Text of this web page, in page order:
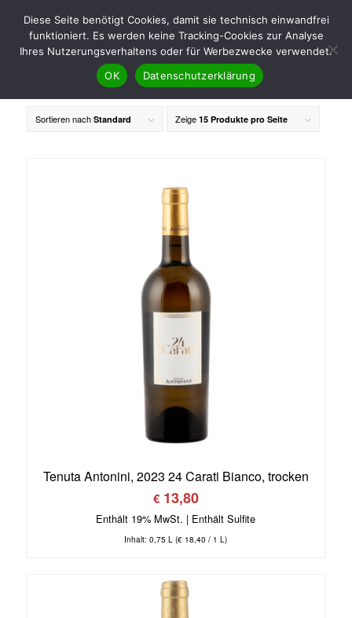
Sortieren nach Standard Zeige 15 Produkte pro Seite
Tenuta Antonini, 2023 24 Carati Bianco, trocken
€13,80
Enthält 19% MwSt.
Inhalt: 0,75 L (€ 18,40 / 1 L)
Diese Seite benötigt Cookies, damit sie technisch einwandfrei
funktioniert. Es werden keine Tracking-Cookies zur Analyse
Ihres Nutzerungsverhaltens oder für Werbezwecke verwendet.
OK
Datenschutzerklärung